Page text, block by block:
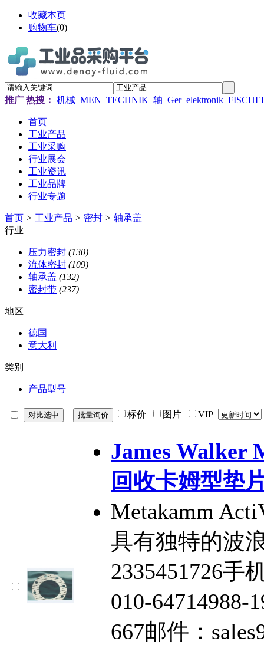
收藏本页
购物车(0)
推广 热搜： 机械 MEN TECHNIK 轴 Ger elektronik
首页
工业产品
工业采购
行业展会
工业资讯
工业品牌
行业专题
首页 > 工业产品 > 密封 > 轴承盖
行业
压力密封 (130)
流体密封 (109)
轴承盖 (132)
密封带 (237)
地区
德国
意大利
类别
产品型号
标价 图片 VIP
James Walker
回收卡姆型垫
Metakamm
具有独特的波
2335451726手
010-64714988-
667邮件：